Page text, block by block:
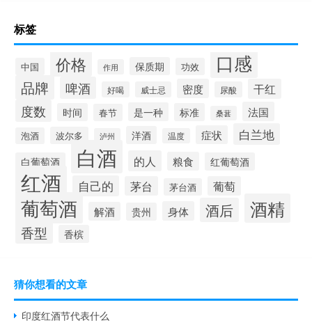
标签
中国 价格 作用 保质期 功效 口感
品牌 啤酒 好喝 威士忌 密度 尿酸 干红
度数 时间 春节 是一种 标准 桑葚 法国
泡酒 波尔多 泸州 洋酒 温度 症状 白兰地
白葡萄酒 白酒 的人 粮食 红葡萄酒
红酒 自己的 茅台 茅台酒 葡萄
葡萄酒 解酒 贵州 身体 酒后 酒精
香型 香槟
猜你想看的文章
印度红酒节代表什么